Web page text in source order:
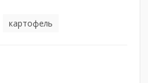
картофель